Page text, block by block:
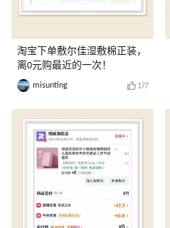
淘宝下单敷尔佳湿敷棉正装，
离0元购最近的一次！
misunting 177